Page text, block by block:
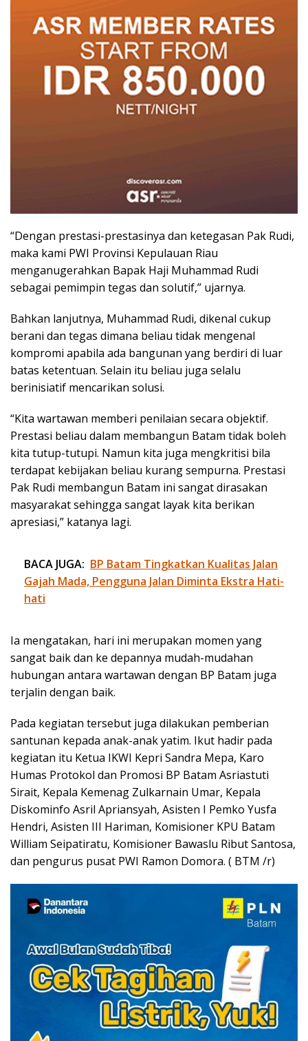
“Dengan prestasi-prestasinya dan ketegasan Pak Rudi,
maka kami PWI Provinsi Kepulauan Riau
menganugerahkan Bapak Haji Muhammad Rudi
sebagai pemimpin tegas dan solutif,” ujarnya.
Bahkan lanjutnya, Muhammad Rudi, dikenal cukup
berani dan tegas dimana beliau tidak mengenal
kompromi apabila ada bangunan yang berdiri di luar
batas ketentuan. Selain itu beliau juga selalu
berinisiatif mencarikan solusi.
“Kita wartawan memberi penilaian secara objektif.
Prestasi beliau dalam membangun Batam tidak boleh
kita tutup-tutupi. Namun kita juga mengkritisi bila
terdapat kebijakan beliau kurang sempurna. Prestasi
Pak Rudi membangun Batam ini sangat dirasakan
masyarakat sehingga sangat layak kita berikan
apresiasi,” katanya lagi.
BACA JUGA: BP Batam Tingkatkan Kualitas Jalan
Gajah Mada, Pengguna Jalan Diminta Ekstra Hati-
hati
Ia mengatakan, hari ini merupakan momen yang
sangat baik dan ke depannya mudah-mudahan
hubungan antara wartawan dengan BP Batam juga
terjalin dengan baik.
Pada kegiatan tersebut juga dilakukan pemberian
santunan kepada anak-anak yatim. Ikut hadir pada
kegiatan itu Ketua IKWI Kepri Sandra Mepa, Karo
Humas Protokol dan Promosi BP Batam Asriastuti
Sirait, Kepala Kemenag Zulkarnain Umar, Kepala
Diskominfo Asril Apriansyah, Asisten I Pemko Yusfa
Hendri, Asisten III Hariman, Komisioner KPU Batam
William Seipatiratu, Komisioner Bawaslu Ribut Santosa,
dan pengurus pusat PWI Ramon Domora. ( BTM /r)